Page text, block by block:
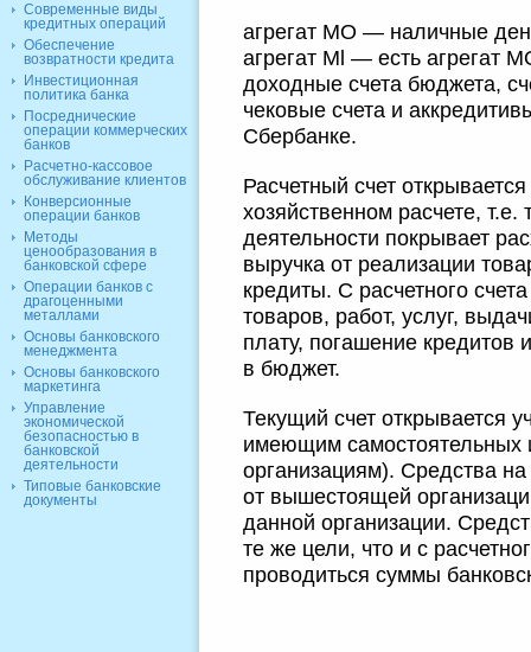
агрегат МО — наличные
агрегат Ml — есть агрегат
доходные счета бюджета,
чековые счета и
Сбербанке.
Расчетный счет
хозяйственном расчете,
деятельности покрывает
выручка от реализации
кредиты. С расчетного
товаров, работ, услуг,
плату, погашение кредитов
в бюджет.
Текущий счет открывается
имеющим самостоятельных
организациям). Средства на
от вышестоящей
данной организации.
те же цели, что и с
проводиться суммы
Современные виды
кредитных операций
Обеспечение
возвратности кредита
Инвестиционная
политика банка
Посреднические
операции коммерческих
банков
Расчетно-кассовое
обслуживание клиентов
Конверсионные
операции банков
Методы
ценообразования в
банковской сфере
Операции банков с
драгоценными
металлами
Основы банковского
менеджмента
Основы банковского
маркетинга
Управление
экономической
безопасностью в
банковской
деятельности
Типовые банковские
документы